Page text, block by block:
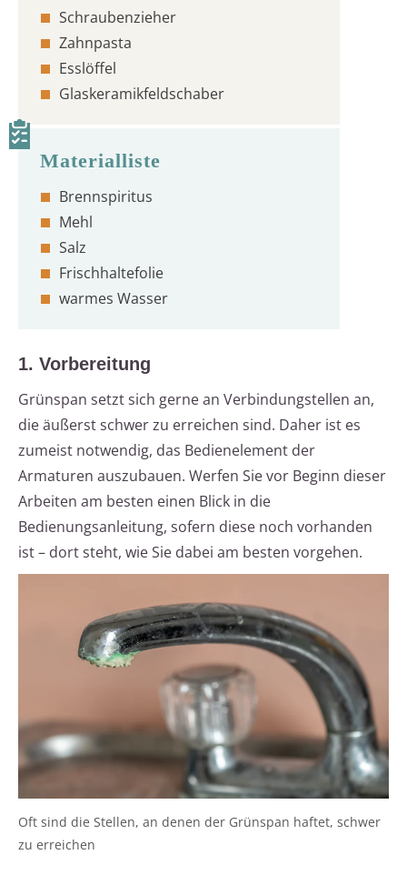
Schraubenzieher
Zahnpasta
Esslöffel
Glaskeramikfeldschaber
Brennspiritus
Mehl
Salz
Frischhaltefolie
warmes Wasser
1. Vorbereitung
Grünspan setzt sich gerne an Verbindungstellen an,
die äußerst schwer zu erreichen sind. Daher ist es
zumeist notwendig, das Bedienelement der
Armaturen auszubauen. Werfen Sie vor Beginn dieser
Arbeiten am besten einen Blick in die
Bedienungsanleitung, sofern diese noch vorhanden
ist – dort steht, wie Sie dabei am besten vorgehen.
Oft sind die Stellen, an denen der Grünspan haftet, schwer
zu erreichen